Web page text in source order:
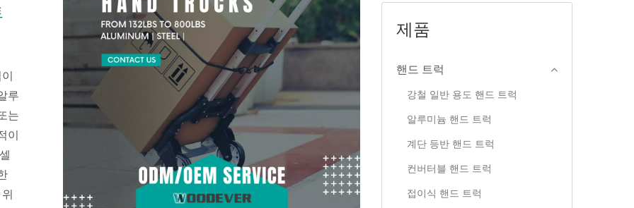
루
는
이
제품
핸드 트럭
강철 일반 용도 핸드 트럭
알루미늄 핸드 트럭
계단 등반 핸드 트럭
컨버터블 핸드 트럭
접이식 핸드 트럭